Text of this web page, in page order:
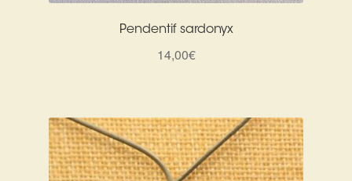
Pendentif sardonyx
14,00€